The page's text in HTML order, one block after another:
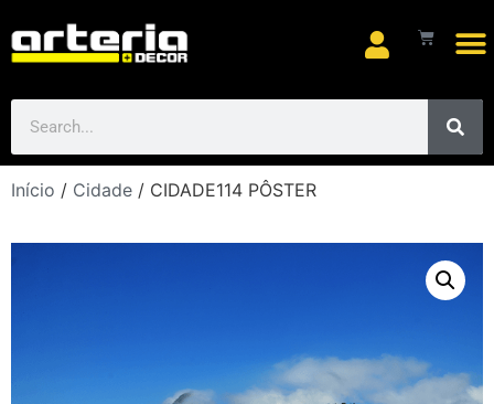
Início / Cidade / CIDADE114 PÔSTER